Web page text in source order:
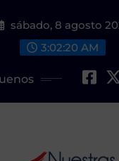
sábado, 8 agosto
3:02:21 AM